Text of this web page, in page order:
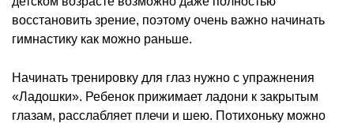
восстановить зрение, поэтому очень важно начинать
гимнастику как можно раньше.
Начинать тренировку для глаз нужно с упражнения
«Ладошки». Ребенок прижимает ладони к закрытым
глазам, расслабляет плечи и шею. Потихоньку можно